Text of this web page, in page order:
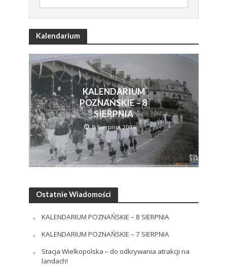
Kalendarium
KALENDARIUM
POZNAŃSKIE – 8
SIERPNIA
8 Sierpnia 2026
Ostatnie Wiadomości
KALENDARIUM POZNAŃSKIE – 8 SIERPNIA
KALENDARIUM POZNAŃSKIE – 7 SIERPNIA
Stacja Wielkopolska – do odkrywania atrakcji na
landach!